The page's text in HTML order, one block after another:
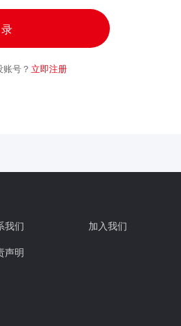
账号？ 立即注册
我们
加入我们
声明